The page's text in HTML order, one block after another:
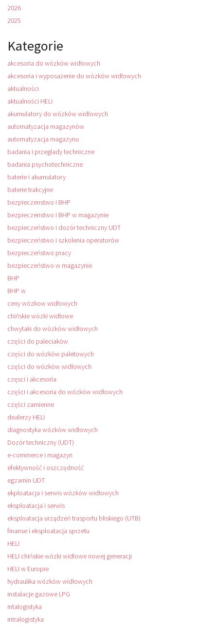
2026
2025
Kategorie
akcesoria do wózków widłowych
akcesoria i wyposażenie do wózków widłowych
aktualności
aktualności HELI
akumulatory do wózków widłowych
automatyzacja magazynów
automatyzacja magazynu
badania i przeglady techniczne
badania psychotechniczne
baterie i akumulatory
baterie trakcyjne
bezpieczenstwo i BHP
bezpieczenstwo i BHP w magazynie
bezpieczeństwo i dozór techniczny UDT
bezpieczeństwo i szkolenia operatorów
bezpieczeństwo pracy
bezpieczeństwo w magazynie
BHP
BHP w
ceny wózkow widłowych
chińskie wózki widłowe
chwytaki do wózków widłowych
części do paleciaków
części do wózków paletowych
części do wózków widłowych
częsci i akcesoria
części i akcesoria do wózków widłowych
części zamienne
dealerzy HELI
diagnostyka wózków widłowych
Dozór techniczny (UDT)
e-commerce i magazyn
efektywność i oszczędność
egzamin UDT
ekploatacja i serwis wózków widłowych
eksploatacja i serwis
eksploatacja urządzeń trasportu bliskiego (UTB)
finanse i eksploatacja sprzetu
HELI
HELI chińskie wózki widłowe nowej generacji
HELI w Europie
hydraulika wózków widłowych
instalacje gazowe LPG
intalogistyka
intralogistyka